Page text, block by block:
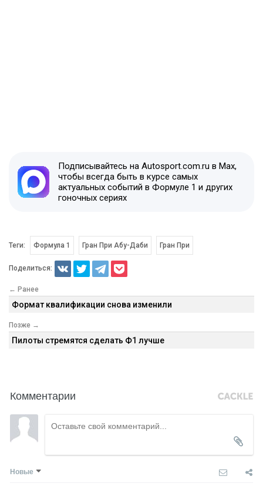
Подписывайтесь на Autosport.com.ru в Max,
чтобы всегда быть в курсе самых
актуальных событий в Формуле 1 и других
гоночных сериях
Теги: Формула 1 Гран При Абу-Даби Гран При
Поделиться:
← Ранее
Формат квалификации снова изменили
Позже →
Пилоты стремятся сделать Ф1 лучше
Комментарии
Новые